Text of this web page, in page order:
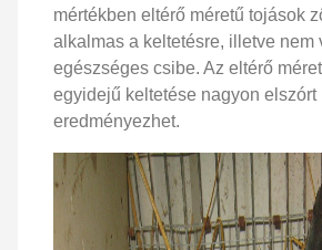
mértékben eltérő méretű tojások
alkalmas a keltetésre, illetve nem
egészséges csibe. Az eltérő
egyidejű keltetése nagyon
eredményezhet.